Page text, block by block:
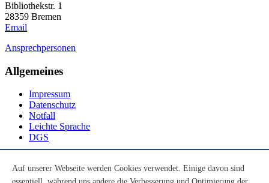
Bibliothekstr. 1
28359 Bremen
Email
Ansprechpersonen
Allgemeines
Impressum
Datenschutz
Notfall
Leichte Sprache
DGS
Auf unserer Webseite werden Cookies verwendet. Einige davon sind